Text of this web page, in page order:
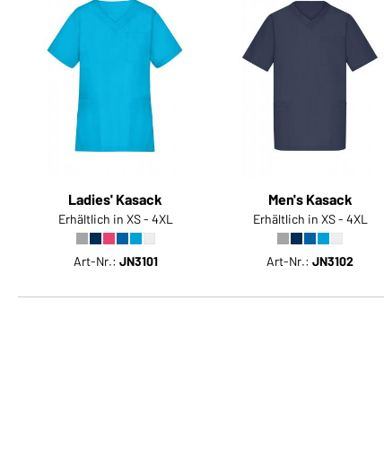
Ladies' Kasack
Erhältlich in XS - 4XL
Art-Nr.: JN3101
Men's Kasack
Erhältlich in XS - 4XL
Art-Nr.:JN3102